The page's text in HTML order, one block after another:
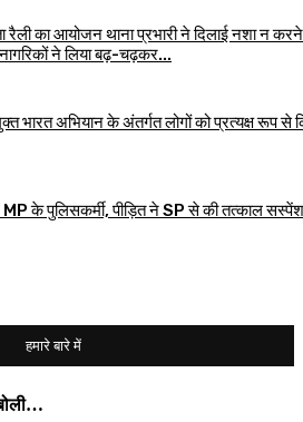
का आयोजन थाना प्रभारी ने दिलाई नशा न
ने लिया बढ़-चढ़कर...
भारत अभियान के अंतर्गत लोगों को प्रत्यक्ष रूप से
के पुलिसकर्मी, पीड़ित ने SP से की तत्काल
हमारे बारे में
बोली…